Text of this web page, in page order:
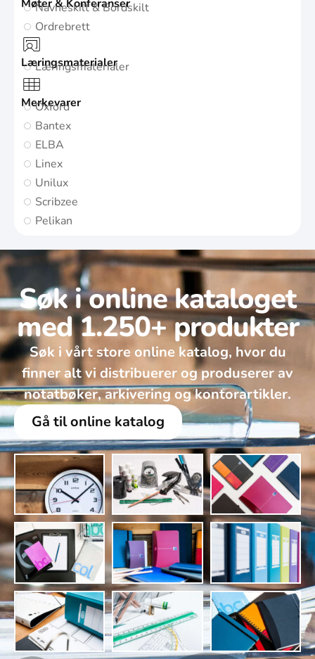
Møter & Konferanser
Navneskilt & Bordskilt
Ordrebrett
Læringsmaterialer
Læringsmaterialer
Merkevarer
Oxford
Bantex
ELBA
Linex
Unilux
Scribzee
Pelikan
Søk i online kataloget
med 1.250+ produkter
Søk i vårt store online katalog, hvor du
finner alt vi distribuerer og produserer av
notatbøker, arkivering og kontorartikler.
Gå til online katalog